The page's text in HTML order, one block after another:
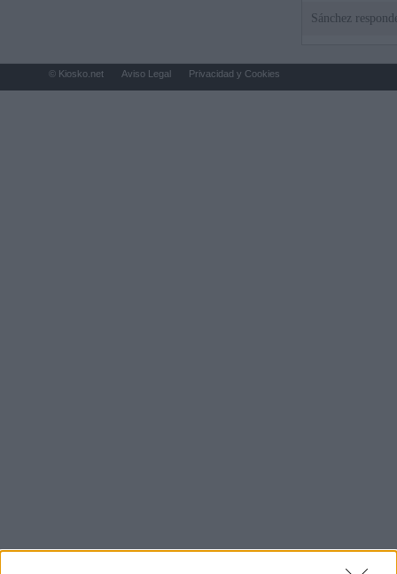
Sánchez
© Kiosko.net Aviso Legal Privacidad y Cookies